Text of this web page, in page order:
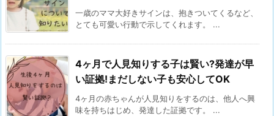
一歳のママ大好きサインは、抱きついてくるなど、
とても可愛い行動で示してくれます。 ...
4ヶ月で人見知りする子は賢い?発達が早
い証拠!まだしない子も安心してOK
4ヶ月の赤ちゃんが人見知りをするのは、他人へ興
味を持ちはじめ、発達した証拠です。 ...